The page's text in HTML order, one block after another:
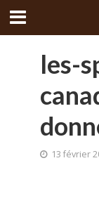
les-
13 février